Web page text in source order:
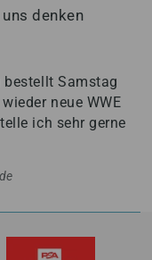
denken
bestellt Samstag
neue WWE
ich sehr gerne